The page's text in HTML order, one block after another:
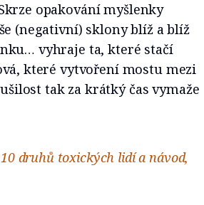
opakování myšlenky
(negativní) sklony blíž a blíž
vyhraje ta, které stačí
které vytvoření mostu mezi
tak za krátký čas vymaže
druhů toxických lidí a návod,